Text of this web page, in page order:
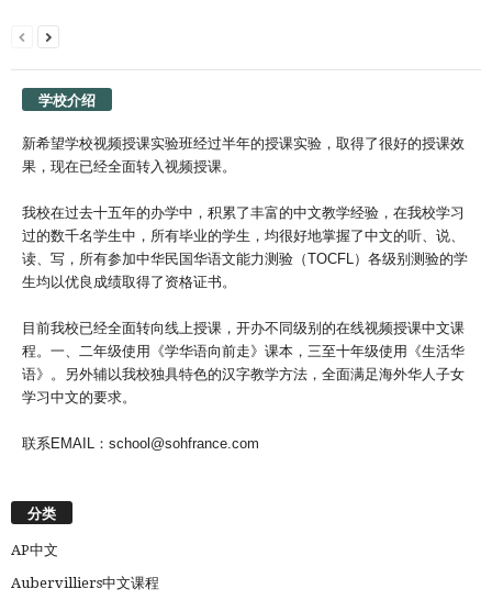
学校介绍
新希望学校视频授课实验班经过半年的授课实验，取得了很好的授课效
果，现在已经全面转入视频授课。
我校在过去十五年的办学中，积累了丰富的中文教学经验，在我校学习
过的数千名学生中，所有毕业的学生，均很好地掌握了中文的听、说、
读、写，所有参加中华民国华语文能力测验（TOCFL）各级别测验的学
生均以优良成绩取得了资格证书。
目前我校已经全面转向线上授课，开办不同级别的在线视频授课中文课
程。一、二年级使用《学华语向前走》课本，三至十年级使用《生活华
语》。另外辅以我校独具特色的汉字教学方法，全面满足海外华人子女
学习中文的要求。
联系EMAIL：school@sohfrance.com
分类
AP中文
Aubervilliers中文课程